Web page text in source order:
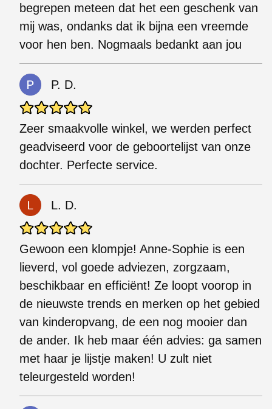
begrepen meteen dat het een geschenk van
mij was, ondanks dat ik bijna een vreemde
voor hen ben. Nogmaals bedankt aan jou
P. D.
Zeer smaakvolle winkel, we werden perfect
geadviseerd voor de geboortelijst van onze
dochter. Perfecte service.
L. D.
Gewoon een klompje! Anne-Sophie is een
lieverd, vol goede adviezen, zorgzaam,
beschikbaar en efficiënt! Ze loopt voorop in
de nieuwste trends en merken op het gebied
van kinderopvang, de een nog mooier dan
de ander. Ik heb maar één advies: ga samen
met haar je lijstje maken! U zult niet
teleurgesteld worden!